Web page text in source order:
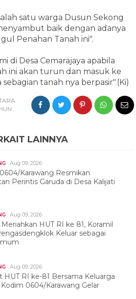
satu warga Dusun Sekong
baik dengan adanya
Penahan Tanah ini".
di Desa Cemarajaya apabila
ini akan turun dan masuk ke
sebagian tanah nya berpasir".(Ki)
LAINNYA
Aug 09, 2026
Karawang Resmikan
Perintis Garuda di Desa Kalijati
Aug 09, 2026
HUT RI ke 81, Koramil
Keluar sebagai
Aug 09, 2026
HUT RI ke-81 Bersama Keluarga
Kodim 0604/Karawang Gelar